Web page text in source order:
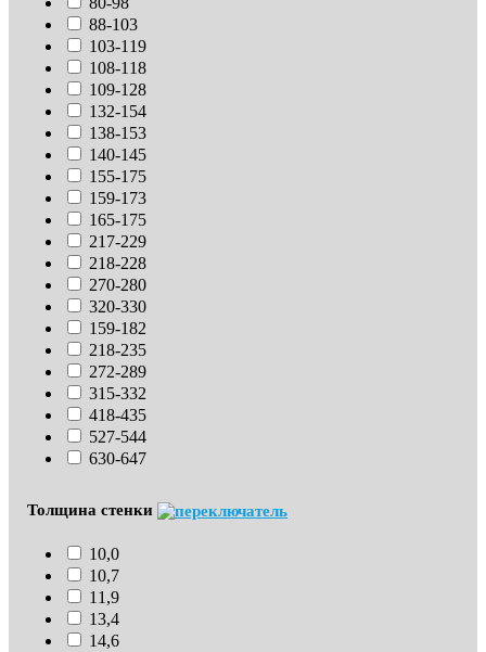
88-103
103-119
108-118
109-128
132-154
138-153
140-145
155-175
159-173
165-175
217-229
218-228
270-280
320-330
159-182
218-235
272-289
315-332
418-435
527-544
630-647
Толщина стенки
10,0
10,7
11,9
13,4
14,6